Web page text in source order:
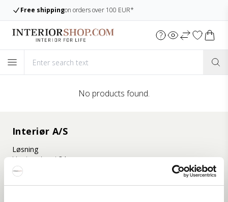
Free shippingon orders over 100 EUR*
No products found.
Interiør A/S
Løsning
Hoejmarksvej 34
DK-8723 Løsning
(Google Maps)